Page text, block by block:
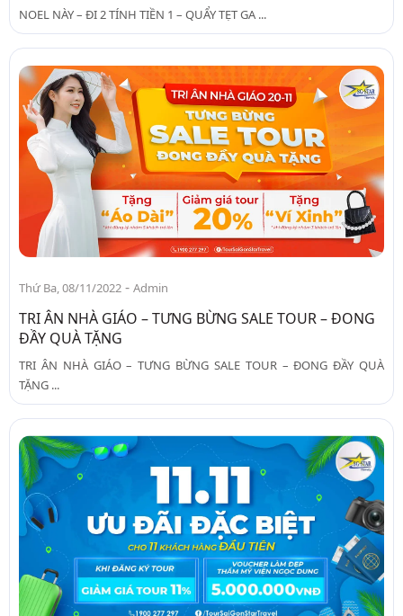
NOEL NÀY – ĐI 2 TÍNH TIỀN 1 – QUẨY TẸT GA ...
Thứ Ba, 08/11/2022 - Admin
TRI ÂN NHÀ GIÁO – TƯNG BỪNG SALE TOUR – ĐONG
ĐẦY QUÀ TẶNG
TRI ÂN NHÀ GIÁO – TƯNG BỪNG SALE TOUR – ĐONG ĐẦY QUÀ
TẶNG ...